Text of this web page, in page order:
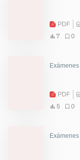
PDF
7
0
Exámenes
PDF
5
0
Exámenes